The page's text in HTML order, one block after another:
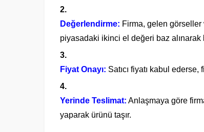
Değerlendirme: Firma, gelen
piyasadaki ikinci el değeri baz alınarak
Fiyat Onayı: Satıcı fiyatı kabul
Yerinde Teslimat: Anlaşmaya göre
yaparak ürünü taşır.